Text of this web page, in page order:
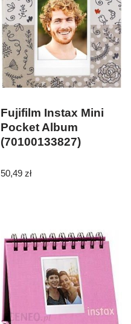
Fujifilm Instax Mini
Pocket Album
(70100133827)
50,49zł